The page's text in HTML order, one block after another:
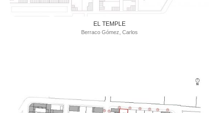
EL TEMPLE
Berraco Gómez, Carlos